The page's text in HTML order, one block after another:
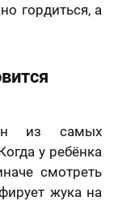
гордиться, а
из самых
у ребёнка
смотреть
жука на